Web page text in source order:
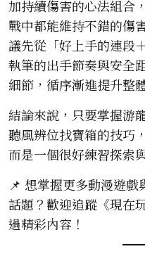
加持續傷害的心法組合
戰中都能維持不錯的傷
議先從「好上手的連段
執筆的出手節奏與安全
細節，循序漸進提升整
結論來說，只要掌握游
聽風辨位找寶箱的技巧
而是一個很好練習探索
📌 想掌握更多動漫遊
話題？歡迎追蹤《現在
過精彩內容！